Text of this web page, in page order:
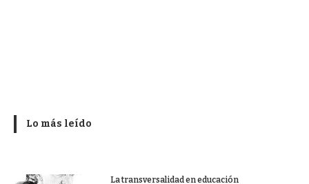
Lo más leído
La transversalidad en educación